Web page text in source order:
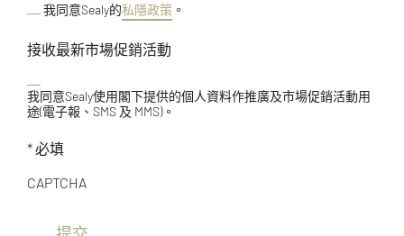
我同意Sealy的私隱政策 。
接收最新市場促銷活動
我同意Sealy使用閣下提供的個人資料作推廣及市場促銷活動用
途(電子報、SMS 及 MMS)。
* 必填
CAPTCHA